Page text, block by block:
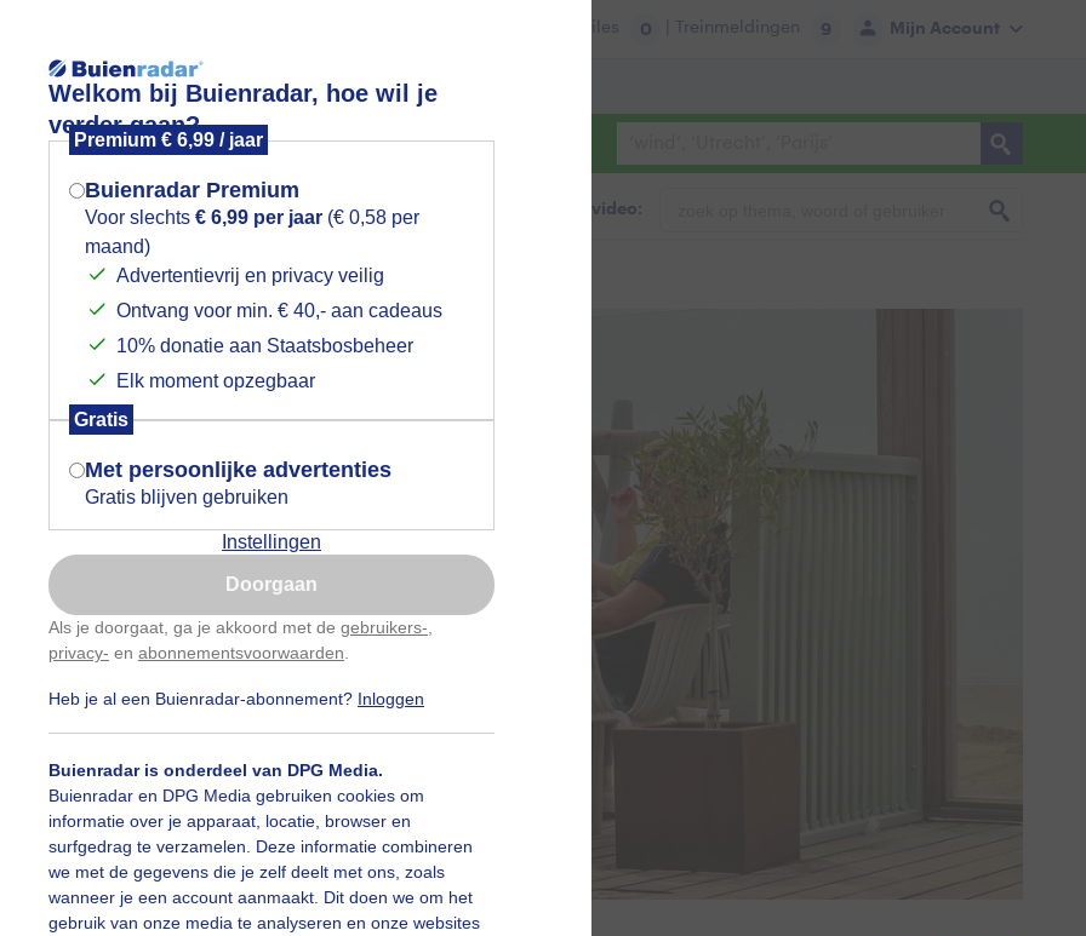
Welkom bij Buienradar, hoe wil je
verder gaan?
Premium € 6,99 / jaar
Buienradar Premium
Voor slechts € 6,99 per jaar (€ 0,58 per
maand)
Advertentievrij en privacy veilig
Ontvang voor min. € 40,- aan cadeaus
10% donatie aan Staatsbosbeheer
Elk moment opzegbaar
Gratis
Met persoonlijke advertenties
Gratis blijven gebruiken
Instellingen
Doorgaan
Als je doorgaat, ga je akkoord met de gebruikers-
privacy- en abonnementsvoorwaarden
Heb je al een Buienradar-abonnement? Inloggen
Buienradar is onderdeel van DPG Media.
Buienradar en DPG Media gebruiken cookies om
informatie over je apparaat, locatie, browser en
surfgedrag te verzamelen. Deze informatie combineren
we met de gegevens die je zelf deelt met ons, zoals
wanneer je een account aanmaakt. Dit doen we om het
gebruik van onze media te analyseren en onze websites
Mijn Account
Files 0 | Treinmeldingen 9
Lees meer.
Foto en video Weerzine
Zoeken in foto & video:
warm , lekker terrasweertje
warm , lekker terrasweertje
Mogen we je locatie gebruiken voor
het weer?
Indien je hier nog geen akkoord op hebt
gegeven, verschijnt er zo een pop-up uit
je browser waarin deze toestemming
gevraagd wordt.
Is goed, toon de popup
Nu niet, misschien later
Gebruik je Safari en wil je niet elke dag deze pop-up
Klikhierom dit aan te passen